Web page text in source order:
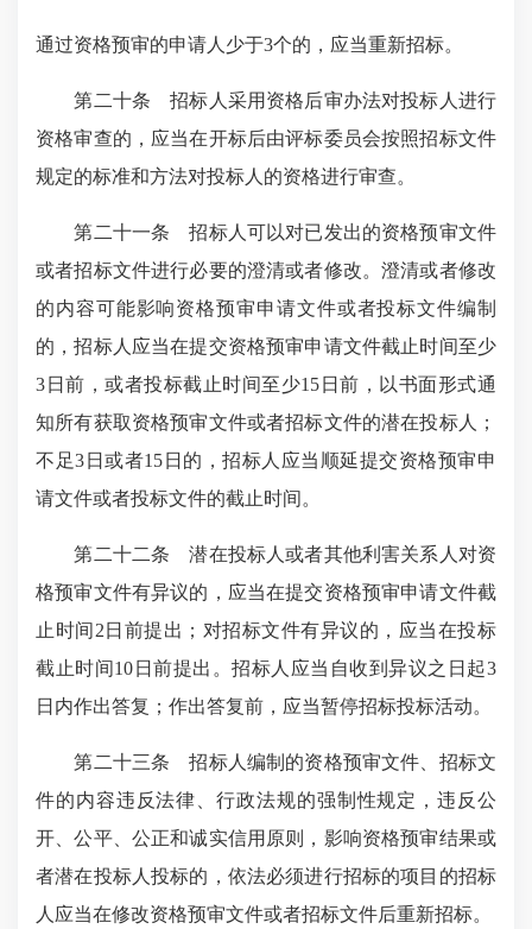
通过资格预审的申请人少于3个的，应当重新招标。
第二十条 招标人采用资格后审办法对投标人进行
资格审查的，应当在开标后由评标委员会按照招标文件
规定的标准和方法对投标人的资格进行审查。
第二十一条 招标人可以对已发出的资格预审文件
或者招标文件进行必要的澄清或者修改。澄清或者修改
的内容可能影响资格预审申请文件或者投标文件编制
的，招标人应当在提交资格预审申请文件截止时间至少
3日前，或者投标截止时间至少15日前，以书面形式通
知所有获取资格预审文件或者招标文件的潜在投标人；
不足3日或者15日的，招标人应当顺延提交资格预审申
请文件或者投标文件的截止时间。
第二十二条 潜在投标人或者其他利害关系人对资
格预审文件有异议的，应当在提交资格预审申请文件截
止时间2日前提出；对招标文件有异议的，应当在投标
截止时间10日前提出。招标人应当自收到异议之日起3
日内作出答复；作出答复前，应当暂停招标投标活动。
第二十三条 招标人编制的资格预审文件、招标文
件的内容违反法律、行政法规的强制性规定，违反公
开、公平、公正和诚实信用原则，影响资格预审结果或
者潜在投标人投标的，依法必须进行招标的项目的招标
人应当在修改资格预审文件或者招标文件后重新招标。